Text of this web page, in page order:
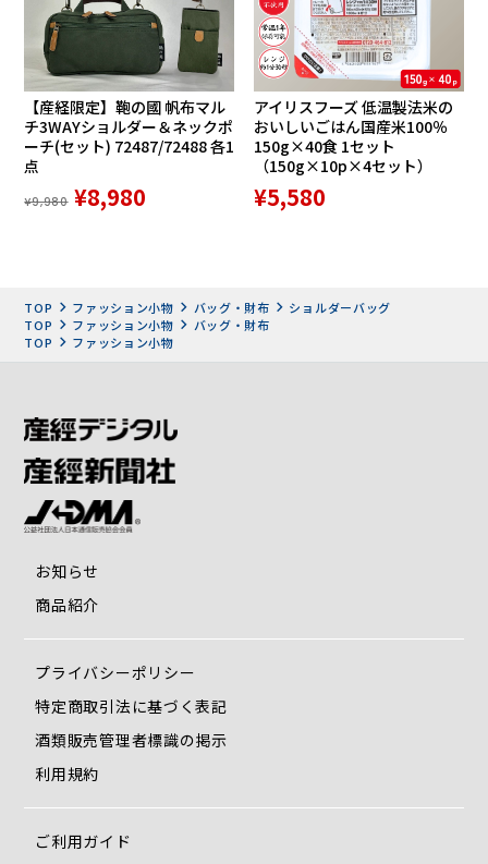
【産経限定】鞄の國 帆布マル
チ3WAYショルダー＆ネックポ
ーチ(セット) 72487/72488 各1
点
¥9,980 ¥8,980
アイリスフーズ 低温製法米の
おいしいごはん国産米100％
150g×40食 1セット
（150g×10p×4セット）
¥5,580
TOP ファッション小物 バッグ・財布
ショルダーバッグ
TOP
ファッション小物
バッグ・財布
TOP
ファッション小物
お知らせ
商品紹介
プライバシーポリシー
特定商取引法に基づく表記
酒類販売管理者標識の掲示
利用規約
ご利用ガイド